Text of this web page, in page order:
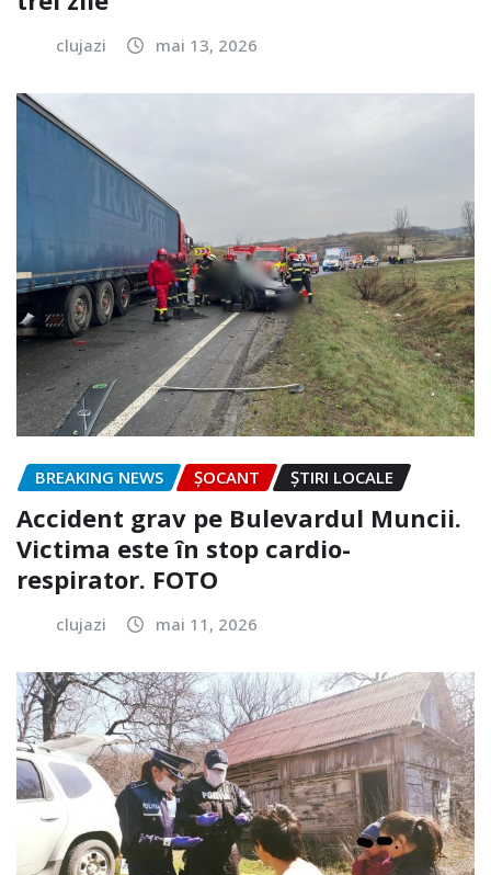
clujazi mai 13, 2026
BREAKING NEWS ȘOCANT ȘTIRI LOCALE
Accident grav pe Bulevardul Muncii.
Victima este în stop cardio-
respirator. FOTO
clujazi mai 11, 2026